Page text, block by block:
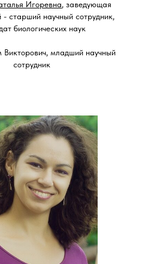
Игоревна, заведующая
- старший научный сотрудник,
биологических наук
младший научный
сотрудник